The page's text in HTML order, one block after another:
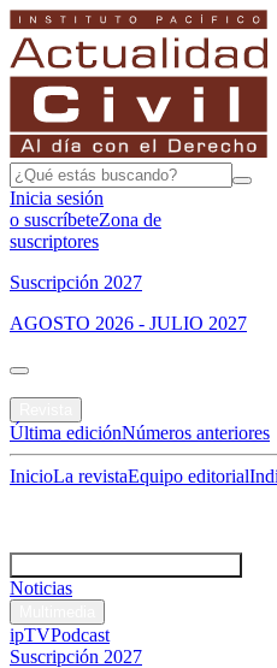
Inicia sesión
o suscríbeteZona de
suscriptores
Suscripción 2027
AGOSTO 2026 - JULIO 2027
Última ediciónNúmeros anteriores
InicioLa revistaEquipo editorial
Noticias
ipTVPodcast
Suscripción 2027